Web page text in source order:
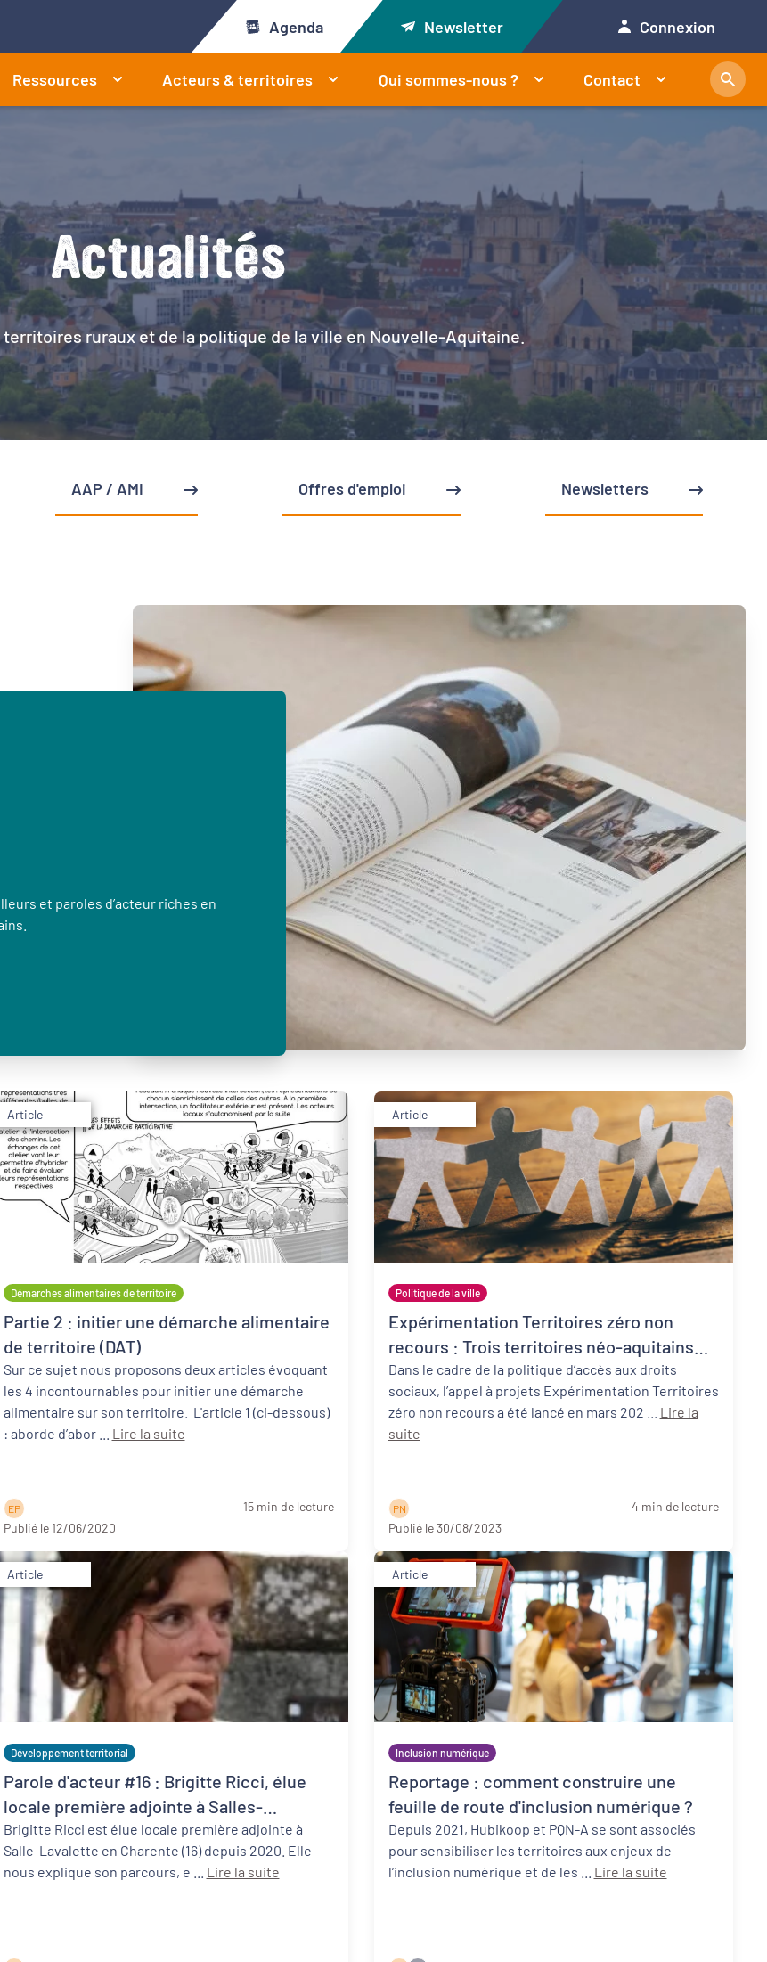
Agenda Newsletter Connexion
Ressources Acteurs & territoires Qui sommes-nous ? Contact
Actualités
territoires ruraux et de la politique de la ville en Nouvelle-Aquitaine.
AAP / AMI Offres d'emploi Newsletters
et paroles d’acteur riches en
Article
Démarches alimentaires de territoire
Partie 2 : initier une démarche alimentaire
de territoire (DAT)
Sur ce sujet nous proposons deux articles évoquant
les 4 incontournables pour initier une démarche
alimentaire sur son territoire. L'article 1 (ci-dessous)
Lire la suite
E P
15 min de lecture
Publié le 12/06/2020
Article
Politique de la ville
Expérimentation Territoires zéro non
recours : Trois territoires néo-aquitains
participants !
Dans le cadre de la politique d’accès aux droits
sociaux, l’appel à projets Expérimentation Territoires
Lire la
suite
P N
4 min de lecture
Publié le 30/08/2023
Article
Développement territorial
Parole d'acteur #16 : Brigitte Ricci, élue
locale première adjointe à Salles-
Lavalette (16)
Brigitte Ricci est élue locale première adjointe à
Salle-Lavalette en Charente (16) depuis 2020. Elle
Lire la suite
Article
Inclusion numérique
Reportage : comment construire une
feuille de route d'inclusion numérique ?
Depuis 2021, Hubikoop et PQN-A se sont associés
pour sensibiliser les territoires aux enjeux de
Lire la suite